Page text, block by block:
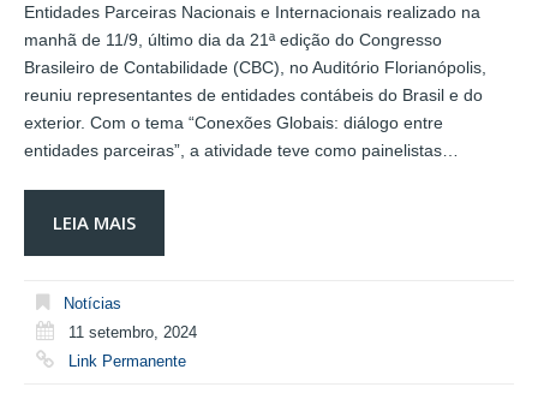
Entidades Parceiras Nacionais e Internacionais realizado na
manhã de 11/9, último dia da 21ª edição do Congresso
Brasileiro de Contabilidade (CBC), no Auditório Florianópolis,
reuniu representantes de entidades contábeis do Brasil e do
exterior. Com o tema “Conexões Globais: diálogo entre
entidades parceiras”, a atividade teve como painelistas…
LEIA MAIS
Notícias
11 setembro, 2024
Link Permanente